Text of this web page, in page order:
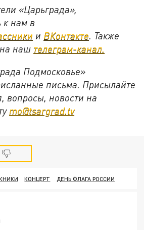
«Царьграда»,
к нам в
и ВКонтакте . Также
наш телеграм-канал.
Подмосковье»
письма. Присылайте
вопросы, новости на
mo@tsargrad.tv
КОНЦЕРТ ДЕНЬ ФЛАГА РОССИИ